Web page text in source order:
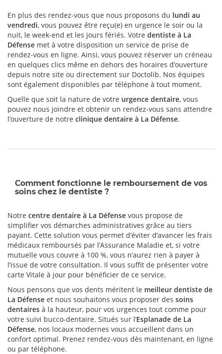
En plus des rendez-vous que nous proposons du lundi au
vendredi, vous pouvez être reçu(e) en urgence le soir ou la
nuit, le week-end et les jours fériés. Votre dentiste à La
Défense met à votre disposition un service de prise de
rendez-vous en ligne. Ainsi, vous pouvez réserver un créneau
en quelques clics même en dehors des horaires d’ouverture
depuis notre site ou directement sur Doctolib. Nos équipes
sont également disponibles par téléphone à tout moment.
Quelle que soit la nature de votre urgence dentaire, vous
pouvez nous joindre et obtenir un rendez-vous sans attendre
l’ouverture de notre clinique dentaire à La Défense.
Comment fonctionne le remboursement de vos
soins chez le dentiste ?
Notre centre dentaire à La Défense vous propose de
simplifier vos démarches administratives grâce au tiers
payant. Cette solution vous permet d’éviter d’avancer les frais
médicaux remboursés par l’Assurance Maladie et, si votre
mutuelle vous couvre à 100 %, vous n’aurez rien à payer à
l’issue de votre consultation. Il vous suffit de présenter votre
carte Vitale à jour pour bénéficier de ce service.
Nous pensons que vos dents méritent le meilleur dentiste de
La Défense et nous souhaitons vous proposer des soins
dentaires à la hauteur, pour vos urgences tout comme pour
votre suivi bucco-dentaire. Situés sur l’Esplanade de La
Défense, nos locaux modernes vous accueillent dans un
confort optimal. Prenez rendez-vous dès maintenant, en ligne
ou par téléphone.